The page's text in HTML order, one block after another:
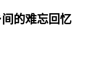
的难忘回忆